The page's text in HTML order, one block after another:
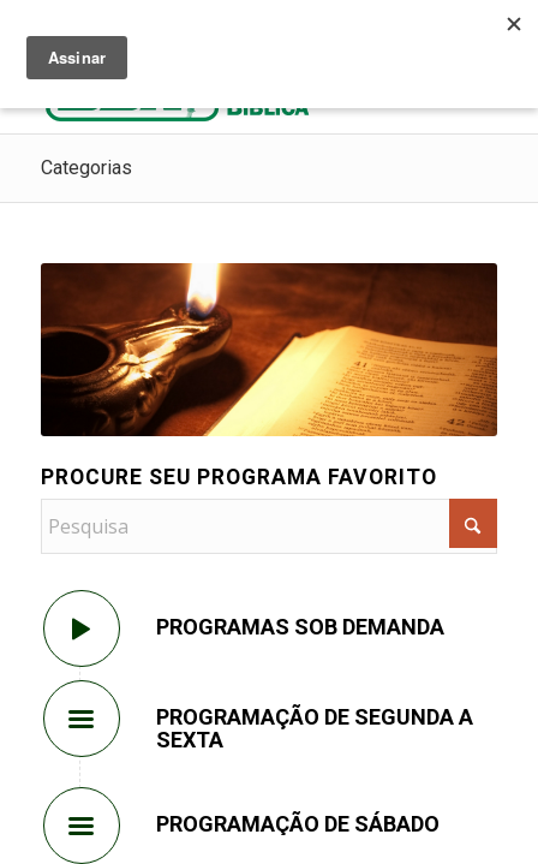
Categorias
PROCURE SEU PROGRAMA FAVORITO
PROGRAMAS SOB DEMANDA
PROGRAMAÇÃO DE SEGUNDA A
SEXTA
PROGRAMAÇÃO DE SÁBADO